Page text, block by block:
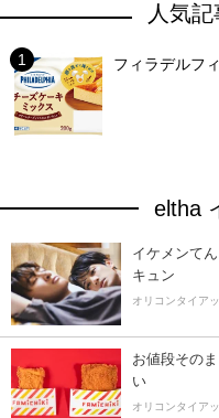
人気
フィラデルフ
eltha
イケメンて
キュン
オリコンタイア
お値段その
い
オリコンタイア